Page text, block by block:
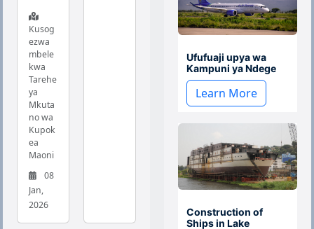
Kusog
ezwa
mbele
kwa
Tarehe
ya
Mkuta
no wa
Kupok
ea
Maoni
08
Jan,
2026
Ufufuaji upya wa
Kampuni ya Ndege
Learn More
Construction of
Ships in Lake